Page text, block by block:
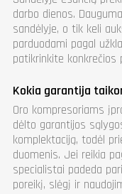
darbo dienos.
sandėlyje, o tik keli
parduodami pagal
patikrinkite konkrečios
Kokia garantija
Oro kompresoriams
dėlto garantijos
komplektaciją, todėl
duomenis. Jei reikia
specialistai padeda
poreikį, slėgį ir